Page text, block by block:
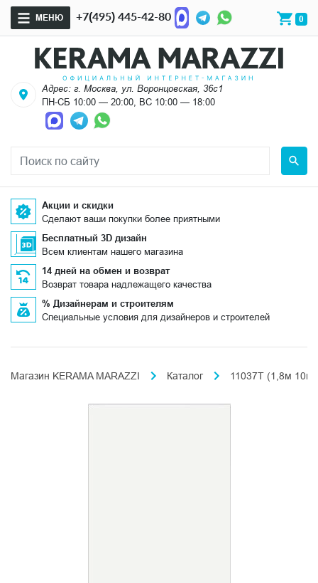
МЕНЮ +7(495) 445-42-80 0
Адрес: г. Москва, ул. Воронцовская, 36с1
ПН-СБ 10:00 — 20:00, ВС 10:00 — 18:00
Акции и скидки
Сделают ваши покупки более приятными
Бесплатный 3D дизайн
Всем клиентам нашего магазина
14 дней на обмен и возврат
Возврат товара надлежащего качества
% Дизайнерам и строителям
Специальные условия для дизайнеров и строителей
Магазин KERAMA MARAZZI Каталог 11037T (1,8м